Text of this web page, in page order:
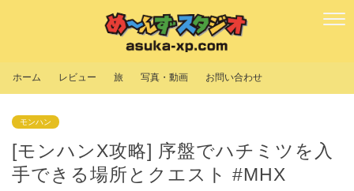
ホーム レビュー 旅 写真・動画 お問い合わせ
モンハン
[モンハンX攻略] 序盤でハチミツを入
手できる場所とクエスト #MHX